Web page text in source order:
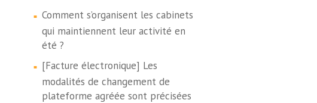
Comment s’organisent les cabinets
qui maintiennent leur activité en
été ?
[Facture électronique] Les
modalités de changement de
plateforme agréée sont précisées